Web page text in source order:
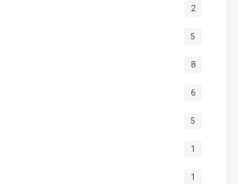
2
5
8
6
5
1
1